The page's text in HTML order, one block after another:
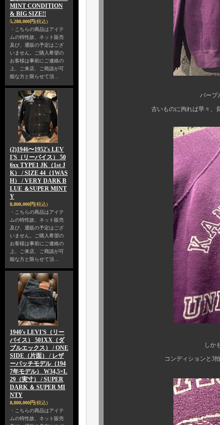
MINT CONDITION
& BIG SIZE!!
5,280,000円(税込)
・こちらの商品はアイテ
ムの特性故、ネット販売
及び、通販の予定はござ
いません。ご購入希望の
お客様は事前にご連絡の
上、ご来店、ご商談が可
能な方と限らせて頂…
(2)1946〜1952's LEV
I'S（リーバイス） 50
6xx TYPE1 JK（1st J
K） / SIZE 44（1WAS
H） / VERY DARK B
LUE ＆SUPER MINT
Y
8,800,000円(税込)
・こちらの商品はアイテ
ムの特性故、ネット販売
及び、通販の予定はござ
いません。ご購入希望の
お客様は事前にご連絡の
上、ご来店、ご商談が可
能な方と限らせて頂…
1940's LEVI'S（リー
バイス） 501XX（ダ
ブルエックス） / ONE
SIDE（片面） / レザ
ーパッチモデル（194
7年モデル） W34,5×L
29（実寸） / SUPER
DARK ＆ SUPER MI
NTY
8,800,000円(税込)
・こちらの商品はアイテ
ムの特性故、ネット販売
パープルのビンテー
古いものに拘れば早々、良い個
しかも、大きめでゆ
コンディションと3拍子揃え